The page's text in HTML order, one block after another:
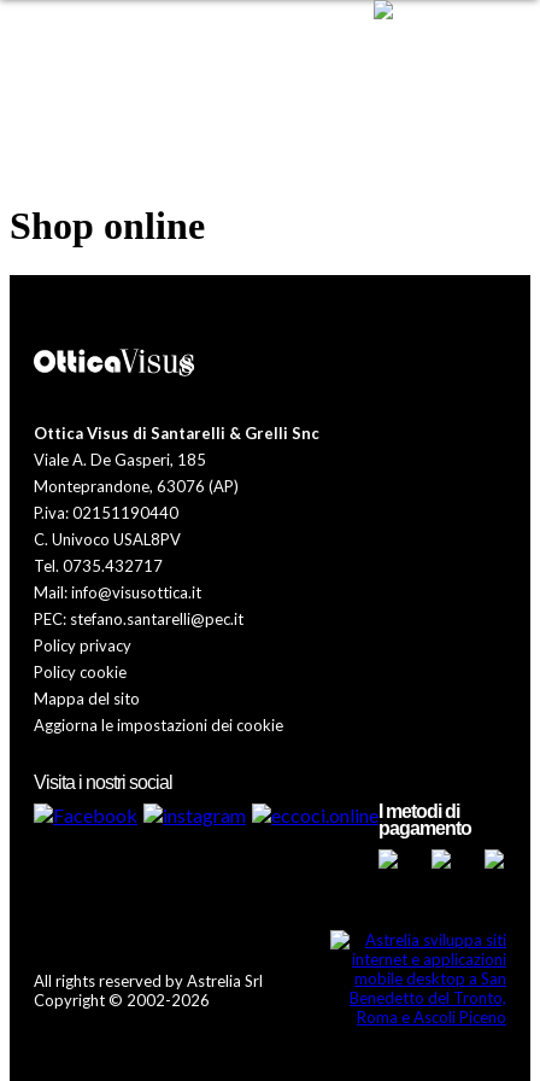
Shop online
Ottica Visus di Santarelli & Grelli Snc
Viale A. De Gasperi, 185
Monteprandone, 63076 (AP)
P.iva: 02151190440
C. Univoco USAL8PV
Tel. 0735.432717
Mail: info@visusottica.it
PEC: stefano.santarelli@pec.it
Policy privacy
Policy cookie
Mappa del sito
Aggiorna le impostazioni dei cookie
Visita i nostri social
I metodi di
pagamento
All rights reserved by Astrelia Srl
Copyright © 2002-2026